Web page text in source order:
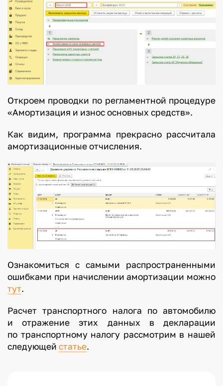
Откроем проводки по регламентной процедуре
«Амортизация и износ основных средств».
Как видим, программа прекрасно рассчитала
амортизационные отчисления.
Ознакомиться с самыми распространенными
ошибками при начислении амортизации можно
тут.
Расчет транспортного налога по автомобилю
и отражение этих данных в декларации
по транспортному налогу рассмотрим в нашей
следующей статье.